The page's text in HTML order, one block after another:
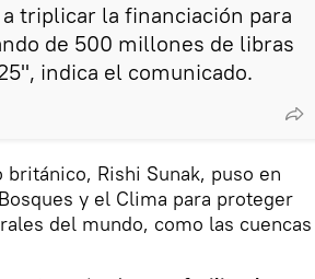
triplicar la financiación para
de 500 millones de libras
indica el comunicado.
Rishi Sunak, puso en
y el Clima para proteger
del mundo, como las cuencas